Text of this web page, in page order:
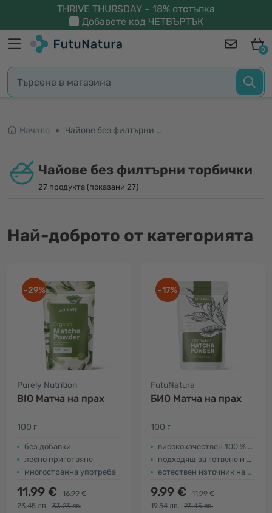
THRIVE THURSDAY – 18% отстъпка
Добавете код ЧЕТВЪРТЪК
0
Начало Чайове без филтърни торбички
Чайове без филтърни торбички
27 продукта (показани 27)
Най-доброто от категорията
-29%
Purely Nutrition
BIO Матча на прах
100 г
без добавки
лесно приготвяне
многостранна употреба
11.99 €
16.99 €
23.45 лв.
33.23 лв.
-17%
FutuNatura
БИО Матча на прах
100 г
висококачествен 100 % натурален чай
подходящ за готвене и приготвяне на храна
естествен източник на витамин С
9.99 €
11.99 €
19.54 лв.
23.45 лв.